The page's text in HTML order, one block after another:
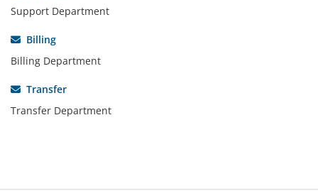
Support Department
Billing
Billing Department
Transfer
Transfer Department